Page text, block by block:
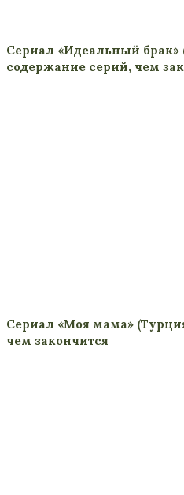
Сериал «Идеальный брак»
содержание серий, чем
Сериал «Моя мама»
чем закончится